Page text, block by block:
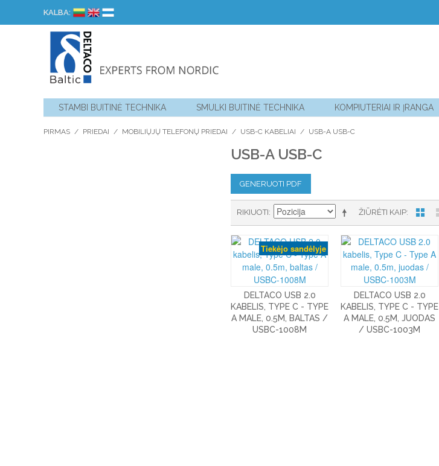
KALBA:
STAMBI BUITINĖ TECHNIKA SMULKI BUITINĖ TECHNIKA KOMPIUTERIAI IR ĮRANGA
PIRMAS / PRIEDAI / MOBILIŲJŲ TELEFONŲ PRIEDAI / USB-C KABELIAI / USB-A USB-C
USB-A USB-C
GENERUOTI PDF
ŽIŪRĖTI KAIP
RIKIUOTI
Tiekėjo sandėlyje
DELTACO USB 2.0
KABELIS, TYPE C - TYPE
A MALE, 0.5M, BALTAS /
USBC-1008M
DELTACO USB 2.0
KABELIS, TYPE C - TYPE
A MALE, 0.5M, JUODAS
/ USBC-1003M